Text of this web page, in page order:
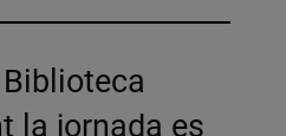
la jornada es